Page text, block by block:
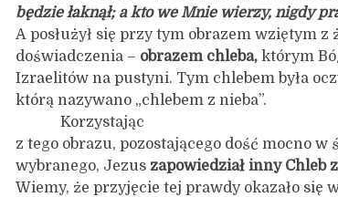
będzie łaknął; a kto we Mnie wierzy, nigdy
A posłużył się przy tym obrazem wziętym z
doświadczenia – obrazem chleba, którym
Izraelitów na pustyni. Tym chlebem była
którą nazywano „chlebem z nieba”.
Korzystając
z tego obrazu, pozostającego dość mocno
wybranego, Jezus zapowiedział inny Chleb
Wiemy, że przyjęcie tej prawdy okazało się